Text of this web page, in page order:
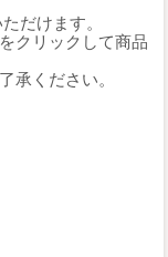
だけます。
クリックして商品
承ください。